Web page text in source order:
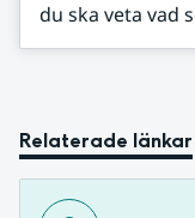
du ska veta vad
Relaterade länkar